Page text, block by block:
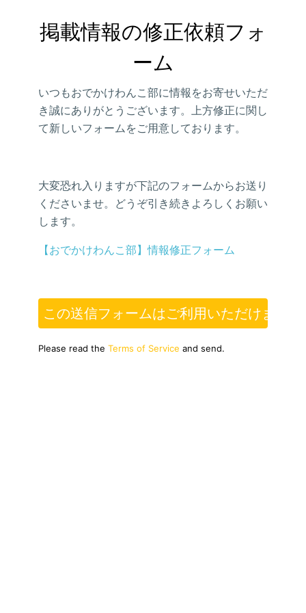
掲載情報の修正依頼フォ
ーム
いつもおでかけわんこ部に情報をお寄せいただ
き誠にありがとうございます。上方修正に関し
て新しいフォームをご用意しております。
大変恐れ入りますが下記のフォームからお送り
くださいませ。どうぞ引き続きよろしくお願い
します。
【おでかけわんこ部】情報修正フォーム
この送信フォームはご利用いただけません
Please read the Terms of Service and send.